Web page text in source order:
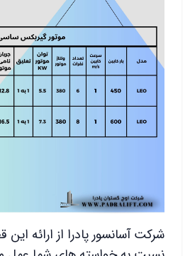
شرکت آسانسور پادرا از ارائه این